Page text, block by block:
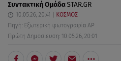
Συντακτική ΟμάδαSTAR.GR
10.05.26, 20:41
ΚΟΣΜΟΣ
Πηγή: Εξωτερική φωτογραφία AP
Πρώτη Δημοσίευση: 10.05.26, 20:01